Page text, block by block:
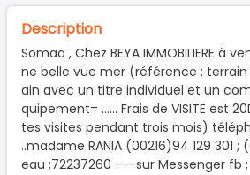
Description
Somaa , Chez BEYA IMMOBILIERE à
ne belle vue mer (référence ; terrain
ain avec un titre individuel et un
quipement= …... Frais de VISITE est
tes visites pendant trois mois)
..madame RANIA (00216)94 129 301 ;
eau ;72237260 ---sur Messenger fb